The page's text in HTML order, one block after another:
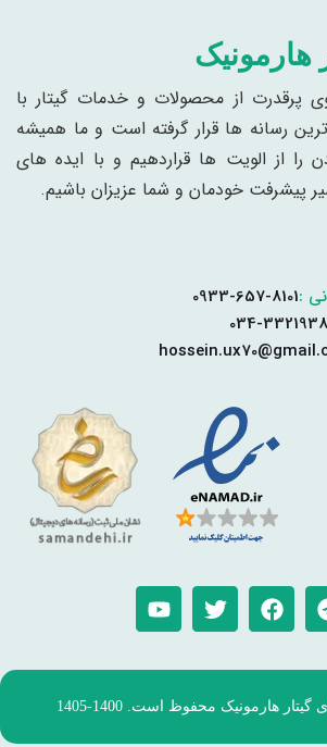
هارمونیک
پرقدرت از محصولات و خدمات گیتار با
ترین رسانه ها قرار گرفته است و ما همیشه
را از الویت ها قراردهیم و با ایده های
پیشرفت خودمان و شما عزیزان باشیم.
:
0933-657-8101
034-
هارمونیک محفوظ است. 1400-1405